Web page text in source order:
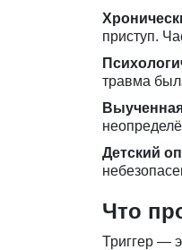
приступ.
травма
Детский
Что
Триггер —